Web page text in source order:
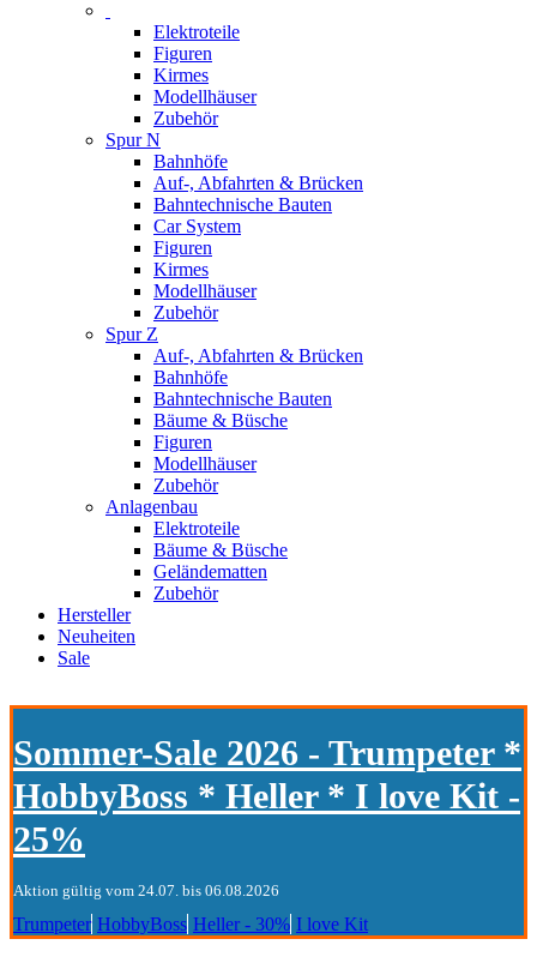
Elektroteile
Figuren
Kirmes
Modellhäuser
Zubehör
Spur N
Bahnhöfe
Auf-, Abfahrten & Brücken
Bahntechnische Bauten
Car System
Figuren
Kirmes
Modellhäuser
Zubehör
Spur Z
Auf-, Abfahrten & Brücken
Bahnhöfe
Bahntechnische Bauten
Bäume & Büsche
Figuren
Modellhäuser
Zubehör
Anlagenbau
Elektroteile
Bäume & Büsche
Geländematten
Zubehör
Hersteller
Neuheiten
Sale
Sommer-Sale 2026 - Trumpeter *
HobbyBoss * Heller * I love Kit -
25%
Aktion gültig vom 24.07. bis 06.08.2026
Trumpeter HobbyBoss Heller - 30% I love Kit